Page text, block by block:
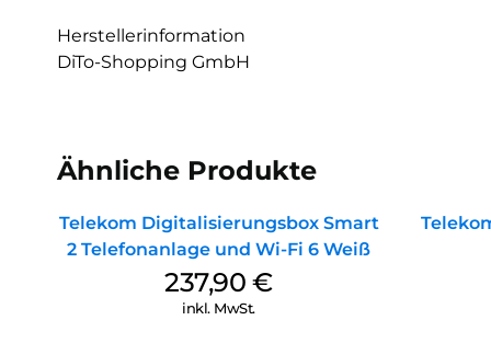
Herstellerinformation
DiTo-Shopping GmbH
Ähnliche Produkte
Telekom Digitalisierungsbox Smart
2 Telefonanlage und Wi-Fi 6 Weiß
237,90€
inkl. MwSt.